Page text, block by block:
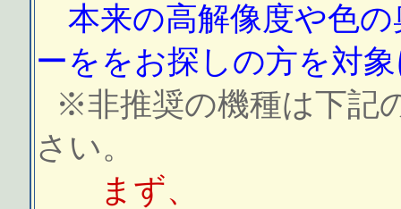
本来の高解像度や色
ーををお探しの方を対
※非推奨の機種は下記
さい。
まず、